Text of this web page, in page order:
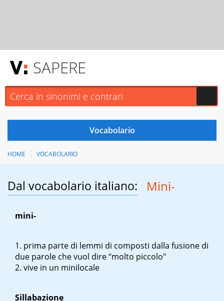
SAPERE
HOME VOCABOLARIO
Dal vocabolario italiano: Mini-
mini-
prima parte di lemmi di composti dalla fusione di
due parole che vuol dire “molto piccolo"
vive in un minilocale
Sillabazione